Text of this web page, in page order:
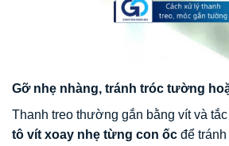
Gỡ nhẹ nhàng, tránh tróc tường
Thanh treo thường gắn bằng vít và
tô vít xoay nhẹ từng con ốc để